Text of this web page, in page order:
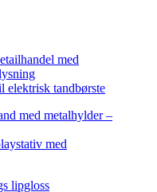
elektrisk tandbørste
med